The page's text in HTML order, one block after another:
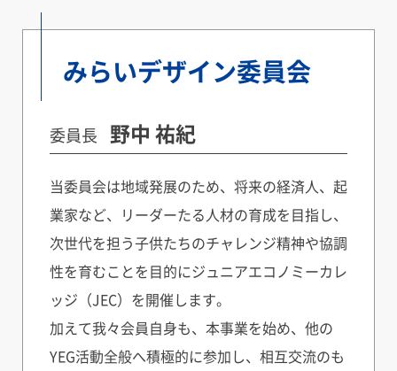
みらいデザイン委員会
委員長 野中 祐紀
当委員会は地域発展のため、将来の経済人、起
業家など、リーダーたる人材の育成を目指し、
次世代を担う子供たちのチャレンジ精神や協調
性を育むことを目的にジュニアエコノミーカレ
ッジ（JEC）を開催します。
加えて我々会員自身も、本事業を始め、他の
YEG活動全般へ積極的に参加し、相互交流のも